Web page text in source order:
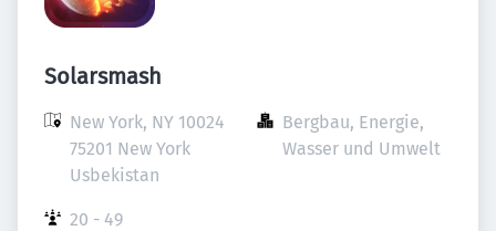
Solarsmash
New York, NY 10024
75201 New York
Usbekistan
Bergbau, Energie,
Wasser und Umwelt
20 - 49